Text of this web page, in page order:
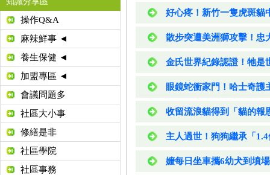
操作Q&A
麻辣鮮事 ◄
養生保健 ◄
加盟專區 ◄
會議問題多
社區大小事
修繕是非
社區學院
社區事務
好心疼！新竹一隻虎斑貓
散步突遭美洲獅攻擊！忠
金氏世界紀錄認證！牠是
眼鏡蛇衝家門！哈士奇
收留流浪貓得到「貓的報
主人過世！狗狗繼承「
嬤每日坐車攜6幼犬到墳